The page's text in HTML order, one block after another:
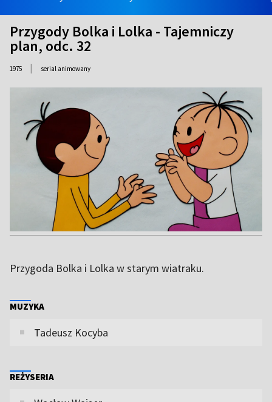
Przygody Bolka i Lolka - Tajemniczy
plan, odc. 32
1975 | serial animowany
Przygoda Bolka i Lolka w starym wiatraku.
MUZYKA
Tadeusz Kocyba
REŻYSERIA